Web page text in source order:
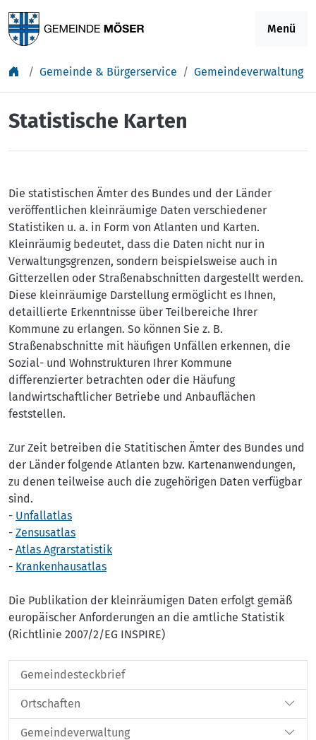
Menü
Gemeinde & Bürgerservice Gemeindeverwaltung
Statistische Karten
Die statistischen Ämter des Bundes und der Länder
veröffentlichen kleinräumige Daten verschiedener
Statistiken u. a. in Form von Atlanten und Karten.
Kleinräumig bedeutet, dass die Daten nicht nur in
Verwaltungsgrenzen, sondern beispielsweise auch in
Gitterzellen oder Straßenabschnitten dargestellt werden.
Diese kleinräumige Darstellung ermöglicht es Ihnen,
detaillierte Erkenntnisse über Teilbereiche Ihrer
Kommune zu erlangen. So können Sie z. B.
Straßenabschnitte mit häufigen Unfällen erkennen, die
Sozial- und Wohnstrukturen Ihrer Kommune
differenzierter betrachten oder die Häufung
landwirtschaftlicher Betriebe und Anbauflächen
feststellen.
Zur Zeit betreiben die Statitischen Ämter des Bundes und
der Länder folgende Atlanten bzw. Kartenanwendungen,
zu denen teilweise auch die zugehörigen Daten verfügbar
sind.
- Unfallatlas
- Zensusatlas
- Atlas Agrarstatistik
- Krankenhausatlas
Die Publikation der kleinräumigen Daten erfolgt gemäß
europäischer Anforderungen an die amtliche Statistik
(Richtlinie 2007/2/EG INSPIRE)
Gemeindesteckbrief
Ortschaften
Gemeindeverwaltung